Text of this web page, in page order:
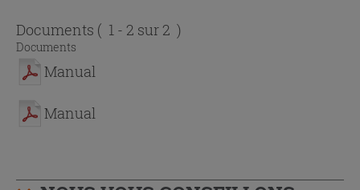
Documents ( 1 - 2 sur 2 )
Documents
Manual
Manual